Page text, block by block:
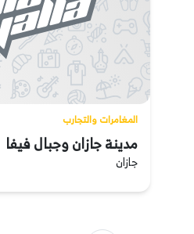
المغامرات والتجارب
مدينة جازان وجبال فيفا
جازان